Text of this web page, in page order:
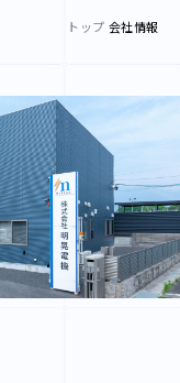
トップ 会社情報